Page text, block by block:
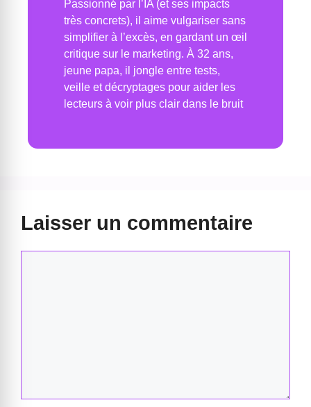
Passionné par l’IA (et ses impacts
très concrets), il aime vulgariser sans
simplifier à l’excès, en gardant un œil
critique sur le marketing. À 32 ans,
jeune papa, il jongle entre tests,
veille et décryptages pour aider les
lecteurs à voir plus clair dans le bruit
Laisser un commentaire